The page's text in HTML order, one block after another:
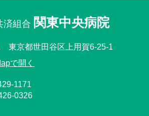
済組合 関東中央病院
東京都世田谷区上用賀6-25-1
で開く
1171
0326